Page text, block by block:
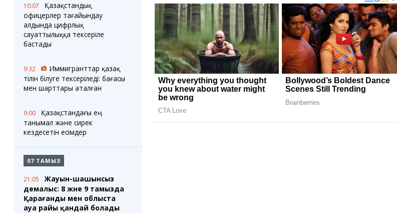
10:07
Қазақстандық
офицерлер тағайындау
алдында цифрлық
сауаттылыққа тексеріле
бастады
9:32
Иммигранттар қазақ
тілін білуге тексеріледі: бағасы
мен шарттары аталған
9:00
Қазақстандағы ең
танымал және сирек
кездесетін есімдер
07 ТАМЫЗ
21:05
Жауын-шашынсыз
демалыс: 8 және 9 тамызда
Қарағанды мен облыста
ауа райы қандай болады